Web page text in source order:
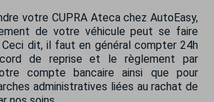
votre CUPRA Ateca chez AutoEasy,
de votre véhicule peut se faire
dit, il faut en général compter 24h
de reprise et le règlement par
compte bancaire ainsi que pour
administratives liées au rachat de